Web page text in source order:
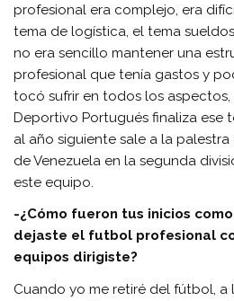
profesional era complejo, era
tema de logística, el tema
no era sencillo mantener una
profesional que tenía gastos y
tocó sufrir en todos los
Deportivo Portugués finaliza ese
al año siguiente sale a la
de Venezuela en la segunda
este equipo.
-¿Cómo fueron tus inicios
dejaste el futbol profesional
equipos dirigiste?
Cuando yo me retiré del fútbol, a